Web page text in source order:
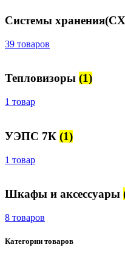
Системы
39 товаров
Тепловизоры (1)
1 товар
УЭПС 7К (1)
1 товар
Шкафы и аксессуары
8 товаров
Категории товаров